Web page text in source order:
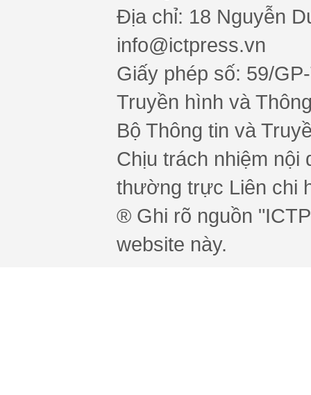
Địa chỉ: 18 Nguyễn
info@ictpress.vn
Giấy phép số: 59/
Truyền hình và
Bộ Thông tin và
Chịu trách nhiệm nội
thường trực Liên chi
® Ghi rõ nguồn
website này.